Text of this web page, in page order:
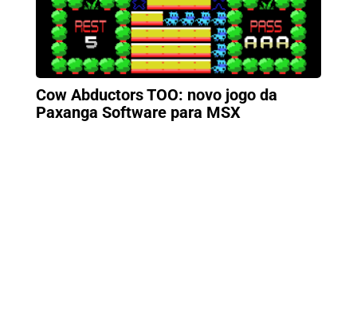
Cow Abductors TOO: novo jogo da
Paxanga Software para MSX